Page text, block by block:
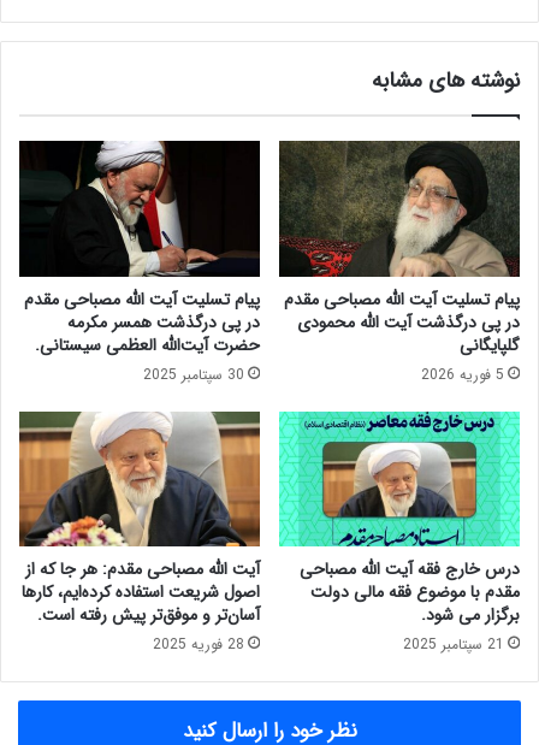
م
د
ر
س
ی
و
چ
ه
ا
ر
م
ی
ن
ک
ن
ف
ر
ا
ن
س
و
ح
ت
ی
ق
د
ر
گ
ف
ت
گ
و
ب
ت
ق
ر
ی
ب
:
ک
ش
و
ر
ه
ی
نوشته های مشابه
پیام تسلیت آیت الله مصباحی مقدم
در پی درگذشت آیت الله محمودی
گلپایگانی
5 فوریه 2026
پیام تسلیت آیت الله مصباحی مقدم
در پی درگذشت همسر مکرمه
حضرت آیت‌الله العظمی سیستانی.
30 سپتامبر 2025
درس خارج فقه آیت الله مصباحی
مقدم با موضوع فقه مالی دولت
برگزار می شود.
21 سپتامبر 2025
آیت الله مصباحی مقدم: هر جا که از
اصول شریعت استفاده کرده‌ایم، کارها
آسان‌تر و موفق‌تر پیش رفته است.
28 فوریه 2025
نظر خود را ارسال کنید